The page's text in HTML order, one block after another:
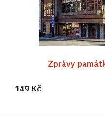
Zprávy
149 Kč